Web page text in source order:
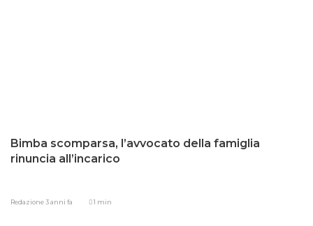
Bimba scomparsa, l’avvocato della famiglia
rinuncia all’incarico
Redazione3 anni fa 1 min